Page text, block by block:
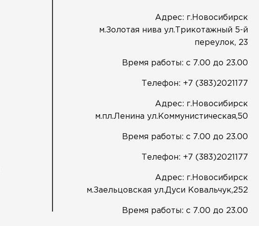
Адрес: г.Новосибирск
м.Золотая нива ул.Трикотажный 5-й
переулок, 23
Время работы: с 7.00 до 23.00
Телефон: +7 (383)2021177
Адрес: г.Новосибирск
м.пл.Ленина ул.Коммунистическая,50
Время работы: с 7.00 до 23.00
Телефон: +7 (383)2021177
Адрес: г.Новосибирск
м.Заельцовская ул.Дуси Ковальчук,252
Время работы: с 7.00 до 23.00